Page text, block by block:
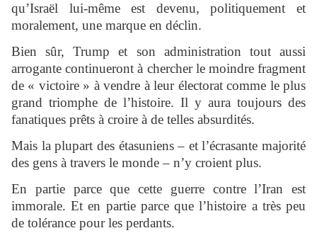
qu’Israël lui-même est devenu, politiquement et
moralement, une marque en déclin.
Bien sûr, Trump et son administration tout aussi
arrogante continueront à chercher le moindre fragment
de « victoire » à vendre à leur électorat comme le plus
grand triomphe de l’histoire. Il y aura toujours des
fanatiques prêts à croire à de telles absurdités.
Mais la plupart des étasuniens – et l’écrasante majorité
des gens à travers le monde – n’y croient plus.
En partie parce que cette guerre contre l’Iran est
immorale. Et en partie parce que l’histoire a très peu
de tolérance pour les perdants.